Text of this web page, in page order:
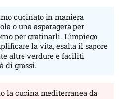
cucinato in maniera
o una asparagera per
per gratinarli. L’impiego
la vita, esalta il sapore
altre verdure e faciliti
di grassi.
la cucina mediterranea da